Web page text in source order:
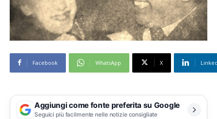
Facebook WhatsApp X
Aggiungi come fonte preferita su Google
Seguici più facilmente nelle notizie consigliate